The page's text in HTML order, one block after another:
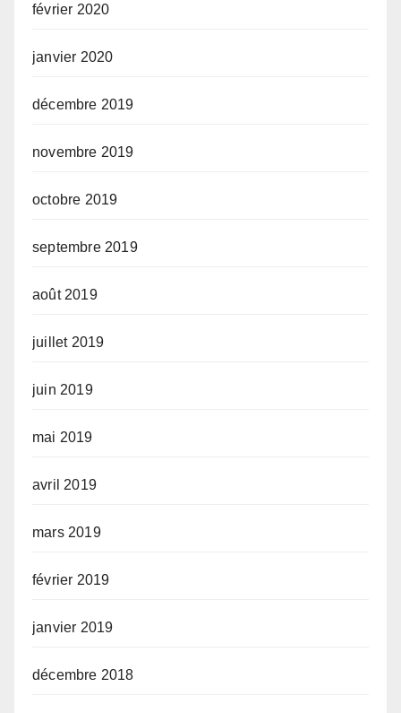
février 2020
janvier 2020
décembre 2019
novembre 2019
octobre 2019
septembre 2019
août 2019
juillet 2019
juin 2019
mai 2019
avril 2019
mars 2019
février 2019
janvier 2019
décembre 2018